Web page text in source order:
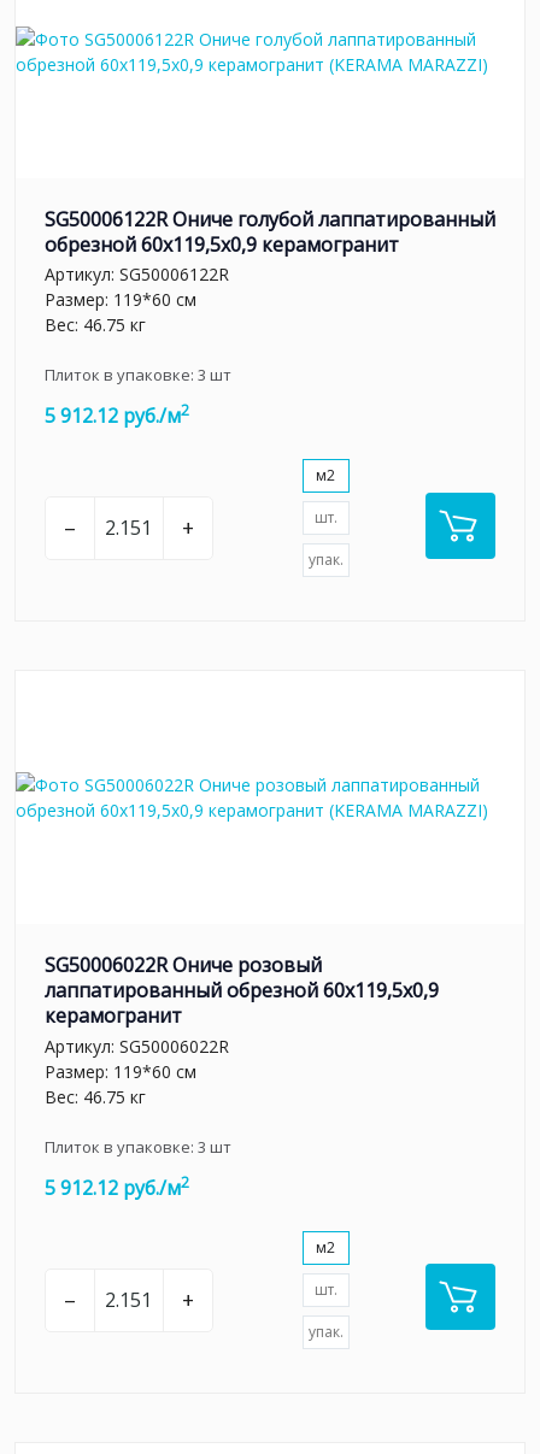
SG50006122R Ониче голубой лаппатированный
обрезной 60x119,5x0,9 керамогранит
Артикул: SG50006122R
Размер: 119*60 см
Вес: 46.75 кг
Плиток в упаковке: 3 шт
5 912.12 руб./м2
– +
м2
шт.
упак.
SG50006022R Ониче розовый
лаппатированный обрезной 60x119,5x0,9
керамогранит
Артикул: SG50006022R
Размер: 119*60 см
Вес: 46.75 кг
Плиток в упаковке: 3 шт
5 912.12 руб./м2
– +
м2
шт.
упак.